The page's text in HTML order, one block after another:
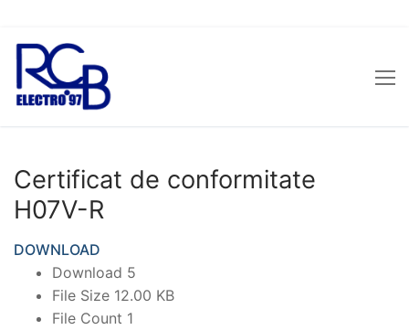
Sari
conținut
Certificat de conformitate
H07V-R
DOWNLOAD
Download 5
File Size 12.00 KB
File Count 1